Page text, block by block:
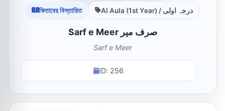
কিতাবের বিস্তারিত Al Aula (1st Year) / درجہ اولی
Sarf e Meer صرف میر
Sarf e Meer
ID: 256